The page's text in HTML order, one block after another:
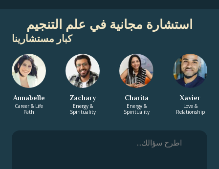
استشارة مجانية في علم التنجيم
كبار مستشارينا
Xavier
Love &
Relationship
Charita
Energy &
Spirituality
Zachary
Energy &
Spirituality
Annabelle
Career & Life
Path